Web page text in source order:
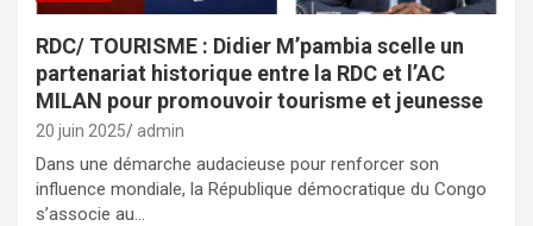
RDC/ TOURISME : Didier M’pambia scelle un
partenariat historique entre la RDC et l’AC
MILAN pour promouvoir tourisme et jeunesse
20 juin 2025 admin
Dans une démarche audacieuse pour renforcer son
influence mondiale, la République démocratique du Congo
s’associe au…